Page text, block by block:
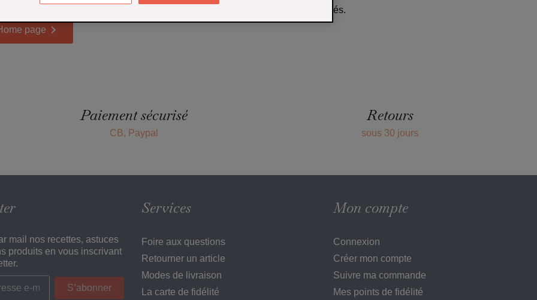
! D'autres produits seront affichés ici au fur et à mesure qu'ils seront ajoutés.
page 
Paiement sécurisé
CB, Paypal
Retours
sous 30 jours
mail nos recettes, astuces
produits en vous inscrivant
Services
Foire aux questions
Retourner un article
Modes de livraison
La carte de fidélité
Mon compte
Connexion
Créer mon compte
Suivre ma commande
Mes points de fidélité